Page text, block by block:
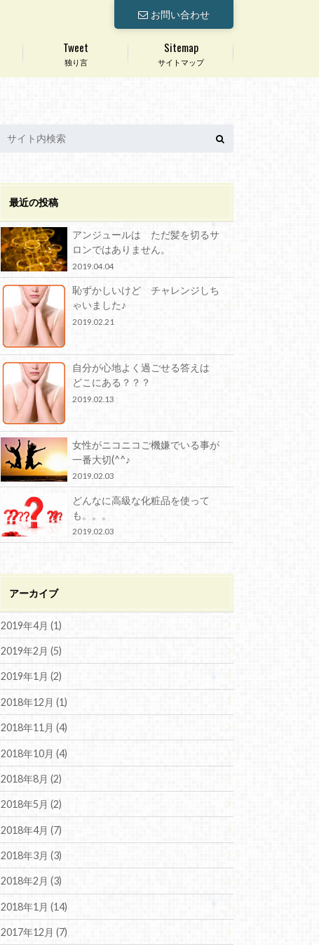
お問い合わせ
独り言
Tweet
サイトマップ
Sitemap
最近の投稿
アンジュールは ただ髪を切るサ
ロンではありません。
2019.04.04
恥ずかしいけど チャレンジしち
ゃいました♪
2019.02.21
自分が心地よく過ごせる答えは
どこにある？？？
2019.02.13
女性がニコニコご機嫌でいる事が
一番大切(^^♪
2019.02.03
どんなに高級な化粧品を使って
も。。。
2019.02.03
アーカイブ
2019年4月 (1)
2019年2月 (5)
2019年1月 (2)
2018年12月 (1)
2018年11月 (4)
2018年10月 (4)
2018年8月 (2)
2018年5月 (2)
2018年4月 (7)
2018年3月 (3)
2018年2月 (3)
2018年1月 (14)
2017年12月 (7)